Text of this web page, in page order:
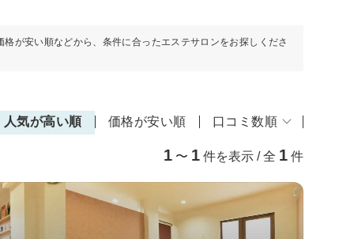
格が安い順などから、条件に合ったエステサロンをお探しくださ
人気が高い順 価格が安い順 口コミ数順
1 〜 1 件を表示 / 全 1 件